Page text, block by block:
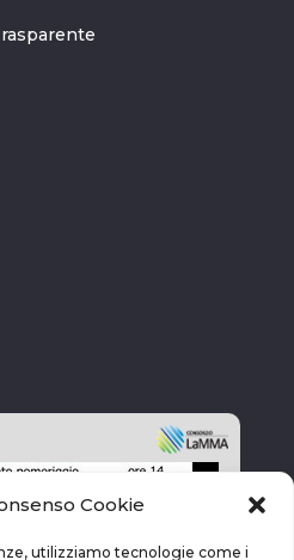
Cookie
utilizziamo tecnologie come i